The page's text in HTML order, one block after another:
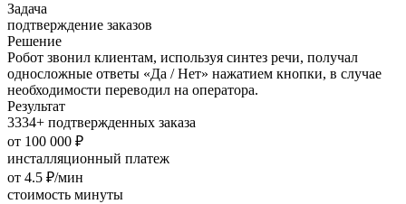
Задача
подтверждение заказов
Решение
Робот звонил клиентам, используя синтез речи, получал
односложные ответы «Да / Нет» нажатием кнопки, в случае
необходимости переводил на оператора.
Результат
3334+ подтвержденных заказа
от 100 000 ₽
инсталляционный платеж
от 4.5 ₽/мин
стоимость минуты